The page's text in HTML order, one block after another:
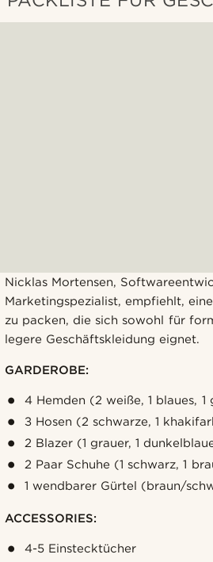
Nicklas Mortensen,
Marketingspezialist, empfiehlt,
zu packen, die sich sowohl für
legere Geschäftskleidung eignet.
GARDEROBE:
4 Hemden (2 weiße, 1 blaues, 1
3 Hosen (2 schwarze, 1
2 Blazer (1 grauer, 1
2 Paar Schuhe (1 schwarz, 1
1 wendbarer Gürtel (braun/
ACCESSORIES:
4-5 Einstecktücher